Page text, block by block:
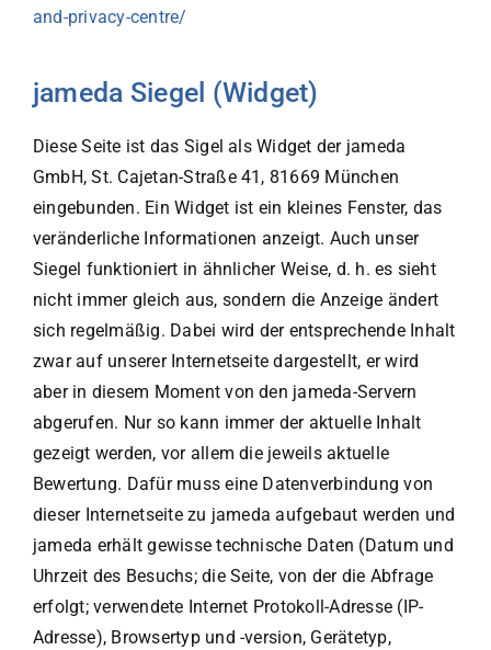
and-privacy-centre/
jameda Siegel (Widget)
Diese Seite ist das Sigel als Widget der jameda
GmbH, St. Cajetan-Straße 41, 81669 München
eingebunden. Ein Widget ist ein kleines Fenster, das
veränderliche Informationen anzeigt. Auch unser
Siegel funktioniert in ähnlicher Weise, d. h. es sieht
nicht immer gleich aus, sondern die Anzeige ändert
sich regelmäßig. Dabei wird der entsprechende Inhalt
zwar auf unserer Internetseite dargestellt, er wird
aber in diesem Moment von den jameda-Servern
abgerufen. Nur so kann immer der aktuelle Inhalt
gezeigt werden, vor allem die jeweils aktuelle
Bewertung. Dafür muss eine Datenverbindung von
dieser Internetseite zu jameda aufgebaut werden und
jameda erhält gewisse technische Daten (Datum und
Uhrzeit des Besuchs; die Seite, von der die Abfrage
erfolgt; verwendete Internet Protokoll-Adresse (IP-
Adresse), Browsertyp und -version, Gerätetyp,